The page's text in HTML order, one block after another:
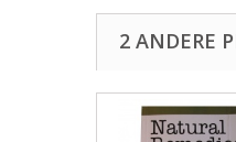
2 ANDERE